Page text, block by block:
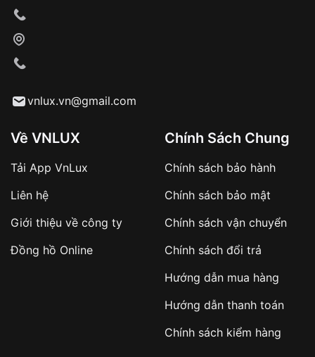
Từ khóa SEO:
sản phẩm đặc biệt
hàng
Số tiền còn lại thanh toán khi nhận hàng hoặc
✔️ Đảm bảo xử lý đơn hàng nhanh chóng
✔️ Hạn chế tình trạng hủy đơn không mong
vnlux.vn@gmail.com
Về VNLUX
Tải App VnLux
Liên hệ
Giới thiệu về công ty
Đồng hồ Online
Chính Sách Chung
Chính sách bảo hành
Chính sách bảo mật
Chính sách vận chuyển
Chính sách đổi trả
Hướng dẫn mua hàng
Hướng dẫn thanh toán
Chính sách kiểm hàng